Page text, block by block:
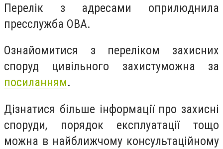
Перелік з адресами оприлюднила
пресслужба ОВА.
Ознайомитися з переліком захисних
споруд цивільного захистуможна за
посиланням.
Дізнатися більше інформації про захисні
споруди, порядок експлуатації тощо
можна в найближчому консультаційному